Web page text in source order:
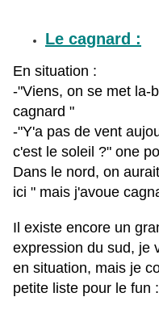
Le cagnard :
En situation :
-"Viens, on se met la-
cagnard "
-"Y'a pas de vent
c'est le soleil ?" one
Dans le nord, on
ici " mais j'avoue
Il existe encore un
expression du sud, je
en situation, mais je
petite liste pour le fun :